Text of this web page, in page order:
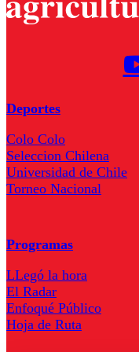
Deportes
Colo Colo
Seleccion Chilena
Universidad de Chile
Torneo Nacional
Programas
LLegó la hora
El Radar
Enfoqué Público
Hoja de Ruta